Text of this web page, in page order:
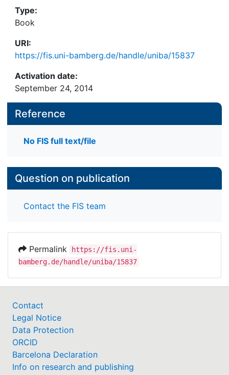
Type:
Book
URI:
https://fis.uni-bamberg.de/handle/uniba/15837
Activation date:
September 24, 2014
Reference
No FIS full text/file
Question on publication
Contact the FIS team
Permalink
https://fis.uni-
bamberg.de/handle/uniba/15837
Contact
Legal Notice
Data Protection
ORCID
Barcelona Declaration
Info on research and publishing